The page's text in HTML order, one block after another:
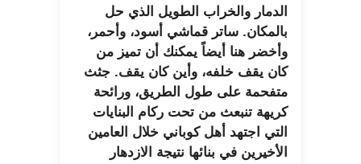
الدمار والخراب الطويل الذي حل
بالمكان. ساتر قماشي أسود، وأحمر،
وأخضر هنا أيضاً يمكنك أن تميز من
كان يقف خلفه، وأين كان يقف. جثث
متفحمة على طول الطريق، ورائحة
كريهة تنبعث من تحت ركام البنايات
التي اجتهد أهل كوباني خلال العامين
الأخيرين في بنائها نتيجة الازدهار